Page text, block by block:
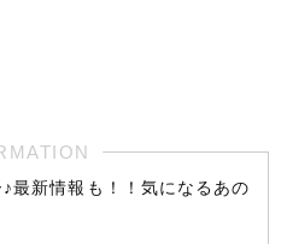
最新情報も！！気になるあの